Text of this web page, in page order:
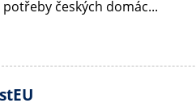
potřeby českých domác...